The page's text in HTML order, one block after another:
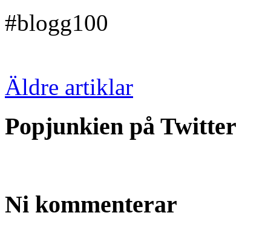
#blogg100
Äldre artiklar
Popjunkien på Twitter
Ni kommenterar